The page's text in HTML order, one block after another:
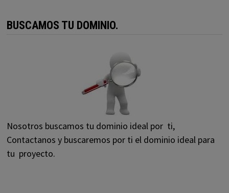
BUSCAMOS TU DOMINIO.
Nosotros buscamos tu dominio ideal por ti,
Contactanos y buscaremos por ti el dominio ideal para
tu proyecto.